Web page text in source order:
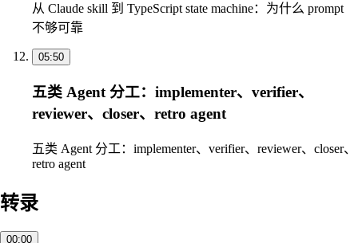
从 Claude skill 到 TypeScript state machine：为什么 prompt
不够可靠
05:50
五类 Agent 分工：implementer、verifier、
reviewer、closer、retro agent
五类 Agent 分工：implementer、verifier、reviewer、closer、
retro agent
转录
00:00